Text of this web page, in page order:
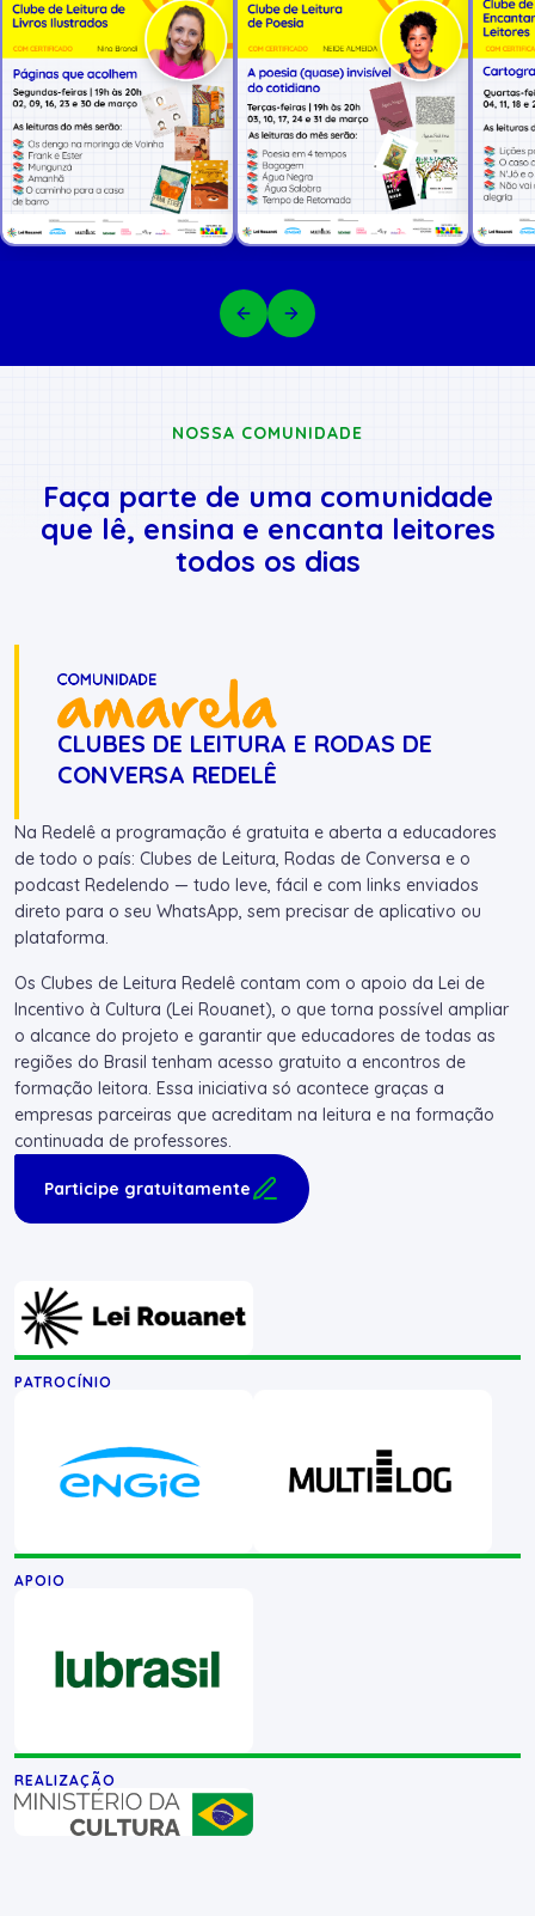
NOSSA COMUNIDADE
Faça parte de uma comunidade
que lê, ensina e encanta leitores
todos os dias
CLUBES DE LEITURA E RODAS DE
CONVERSA REDELÊ
Na Redelê a programação é gratuita e aberta a educadores
de todo o país: Clubes de Leitura, Rodas de Conversa e o
podcast Redelendo — tudo leve, fácil e com links enviados
direto para o seu WhatsApp, sem precisar de aplicativo ou
plataforma.
Os Clubes de Leitura Redelê contam com o apoio da Lei de
Incentivo à Cultura (Lei Rouanet), o que torna possível ampliar
o alcance do projeto e garantir que educadores de todas as
regiões do Brasil tenham acesso gratuito a encontros de
formação leitora. Essa iniciativa só acontece graças a
empresas parceiras que acreditam na leitura e na formação
continuada de professores.
Participe gratuitamente
PATROCÍNIO
APOIO
REALIZAÇÃO